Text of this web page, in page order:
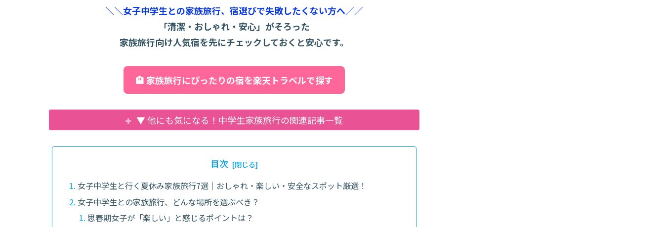
＼＼女子中学生との家族旅行、宿選びで失敗したくない方へ／／
「清潔・おしゃれ・安心」がそろった
家族旅行向け人気宿を先にチェックしておくと安心です。
🏨 家族旅行にぴったりの宿を楽天トラベルで探す
▼ 他にも気になる！中学生家族旅行の関連記事一覧
目次
女子中学生と行く夏休み家族旅行7選｜おしゃれ・楽しい・安全なスポット厳選！
女子中学生との家族旅行、どんな場所を選ぶべき？
思春期女子が「楽しい」と感じるポイントは？